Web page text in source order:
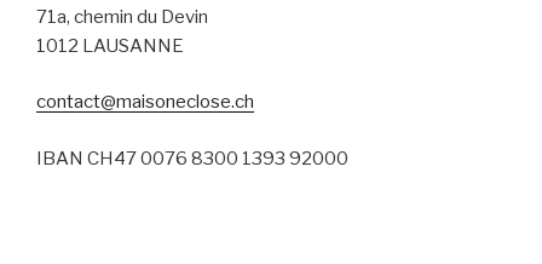
71a, chemin du Devin
1012 LAUSANNE
contact@maisoneclose.ch
IBAN CH47 0076 8300 1393 92000